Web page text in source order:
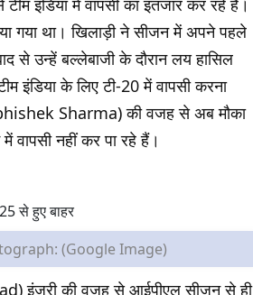
इंडिया में वापसी का इंतजार कर रहे हैं।
गया था। खिलाड़ी ने सीजन में अपने पहले
से उन्हें बल्लेबाजी के दौरान लय हासिल
इंडिया के लिए टी-20 में वापसी करना
Sharma) की वजह से अब मौका
वापसी नहीं कर पा रहे हैं।
(Google Image)
इंजरी की वजह से आईपीएल सीजन से ही